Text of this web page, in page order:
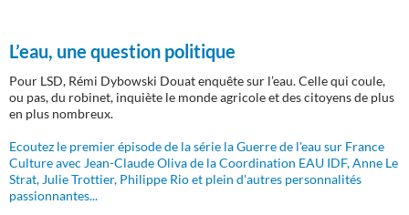
L’eau, une question politique
Pour LSD, Rémi Dybowski Douat enquête sur l’eau. Celle qui coule,
ou pas, du robinet, inquiète le monde agricole et des citoyens de plus
en plus nombreux.
Ecoutez le premier épisode de la série la Guerre de l'eau sur France
Culture avec Jean-Claude Oliva de la Coordination EAU IDF, Anne Le
Strat, Julie Trottier, Philippe Rio et plein d'autres personnalités
passionnantes...